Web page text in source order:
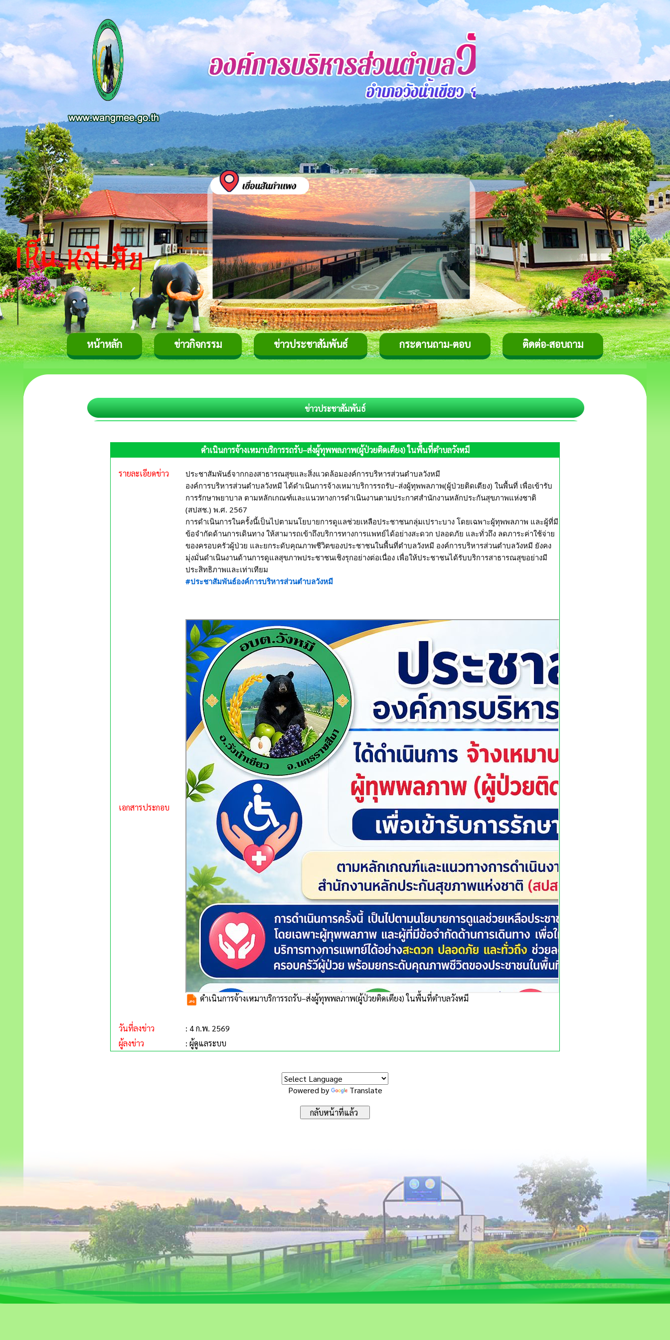
หน้าหลัก ข่าวกิจกรรม ข่าวประชาสัมพันธ์ กระดานถาม-ตอบ ติดต่อ-สอบถาม
ข่าวประชาสัมพันธ์
ดำเนินการจ้างเหมาบริการรถรับ–ส่งผู้ทุพพลภาพ(ผู้ป่วยติดเตียง) ในพื้นที่ตำบลวังหมี
รายละเอียดข่าว
ประชาสัมพันธ์จากกองสาธารณสุขและสิ่งแวดล้อมองค์การบริหารส่วนตำบลวังหมี
องค์การบริหารส่วนตำบลวังหมี ได้ดำเนินการจ้างเหมาบริการรถรับ–ส่งผู้ทุพพลภาพ(ผู้ป่วยติดเตียง) ในพื้นที่ เพื่อเข้ารับ
การรักษาพยาบาล ตามหลักเกณฑ์และแนวทางการดำเนินงานตามประกาศสำนักงานหลักประกันสุขภาพแห่งชาติ
(สปสช.) พ.ศ. 2567
การดำเนินการในครั้งนี้เป็นไปตามนโยบายการดูแลช่วยเหลือประชาชนกลุ่มเปราะบาง โดยเฉพาะผู้ทุพพลภาพ และผู้ที่มี
ข้อจำกัดด้านการเดินทาง ให้สามารถเข้าถึงบริการทางการแพทย์ได้อย่างสะดวก ปลอดภัย และทั่วถึง ลดภาระค่าใช้จ่าย
ของครอบครัวผู้ป่วย และยกระดับคุณภาพชีวิตของประชาชนในพื้นที่ตำบลวังหมี องค์การบริหารส่วนตำบลวังหมี ยังคง
มุ่งมั่นดำเนินงานด้านการดูแลสุขภาพประชาชนเชิงรุกอย่างต่อเนื่อง เพื่อให้ประชาชนได้รับบริการสาธารณสุขอย่างมี
ประสิทธิภาพและเท่าเทียม
#ประชาสัมพันธ์องค์การบริหารส่วนตำบลวังหมี
เอกสารประกอบ
ดำเนินการจ้างเหมาบริการรถรับ–ส่งผู้ทุพพลภาพ(ผู้ป่วยติดเตียง) ในพื้นที่ตำบลวังหมี
วันที่ลงข่าว
: 4 ก.พ. 2569
ผู้ลงข่าว
: ผู้ดูแลระบบ
Powered by Translate